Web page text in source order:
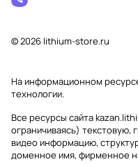
© 2026 lithium-store.ru
На информационном
технологии.
Все ресурсы сайта
ограничиваясь) текстовую,
видео информацию,
доменное имя, фирменное